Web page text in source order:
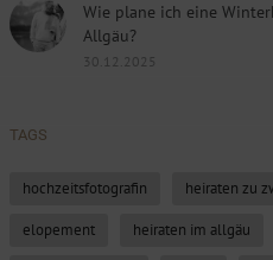
Wie plane ich eine
Allgäu?
30.12.2025
TAGS
hochzeitsfotografin heiraten zu
elopement heiraten im allgäu